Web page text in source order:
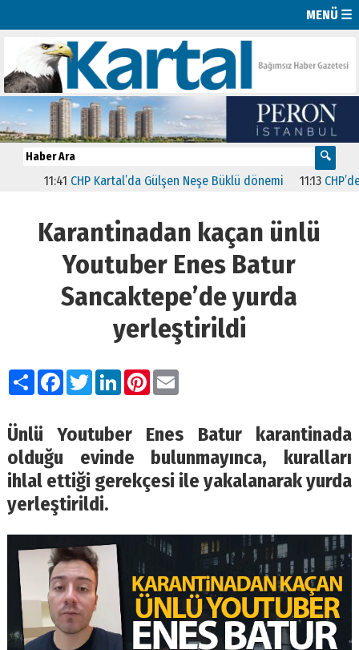
MENÜ ☰
CHP Kartal’da Gülşen Neşe Büklü dönemi 11:13 CHP’de
Karantinadan kaçan ünlü
Youtuber Enes Batur
Sancaktepe’de yurda
yerleştirildi
PaylaşFacebook
TwitterLinkedIn
Pinterest
Email
Ünlü Youtuber Enes Batur karantinada
olduğu evinde bulunmayınca, kuralları
ihlal ettiği gerekçesi ile yakalanarak yurda
yerleştirildi.